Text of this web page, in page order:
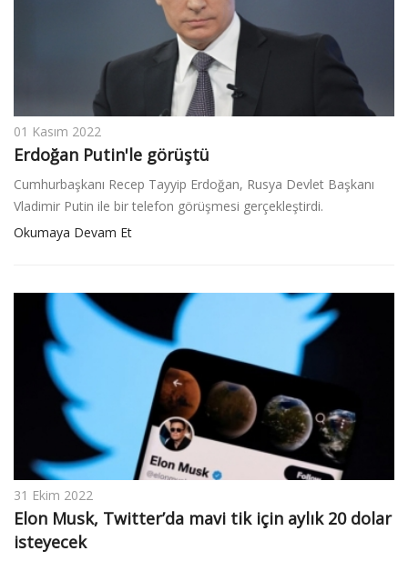
01 Kasım 2022
Erdoğan Putin'le görüştü
Cumhurbaşkanı Recep Tayyip Erdoğan, Rusya Devlet Başkanı
Vladimir Putin ile bir telefon görüşmesi gerçekleştirdi.
Okumaya Devam Et
31 Ekim 2022
Elon Musk, Twitter’da mavi tik için aylık 20 dolar
isteyecek